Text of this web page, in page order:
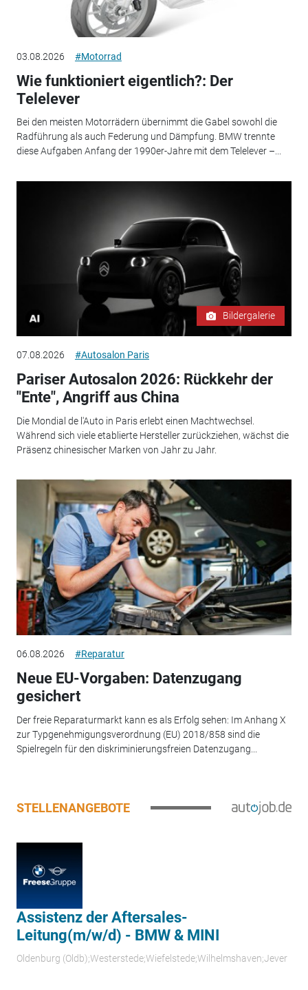
03.08.2026 #Motorrad
Wie funktioniert eigentlich?: Der
Telelever
Bei den meisten Motorrädern übernimmt die Gabel sowohl die
Radführung als auch Federung und Dämpfung. BMW trennte
diese Aufgaben Anfang der 1990er-Jahre mit dem Telelever –...
Bildergalerie
07.08.2026 #Autosalon Paris
Pariser Autosalon 2026: Rückkehr der
"Ente", Angriff aus China
Die Mondial de l'Auto in Paris erlebt einen Machtwechsel.
Während sich viele etablierte Hersteller zurückziehen, wächst die
Präsenz chinesischer Marken von Jahr zu Jahr.
06.08.2026 #Reparatur
Neue EU-Vorgaben: Datenzugang
gesichert
Der freie Reparaturmarkt kann es als Erfolg sehen: Im Anhang X
zur Typgenehmigungsverordnung (EU) 2018/858 sind die
Spielregeln für den diskriminierungsfreien Datenzugang...
STELLENANGEBOTE
Assistenz der Aftersales-
Leitung(m/w/d) - BMW & MINI
Oldenburg (Oldb);Westerstede;Wiefelstede;Wilhelmshaven;Jever